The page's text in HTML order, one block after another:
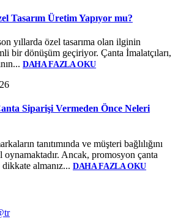
Tasarım Üretim Yapıyor mu?
yıllarda özel tasarıma olan ilginin
bir dönüşüm geçiriyor. Çanta İmalatçıları,
DAHA FAZLA OKU
Siparişi Vermeden Önce Neleri
tanıtımında ve müşteri bağlılığını
oynamaktadır. Ancak, promosyon çanta
almanız... DAHA FAZLA OKU